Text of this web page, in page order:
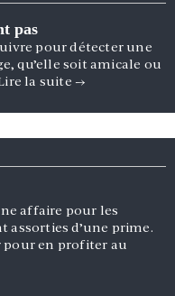
pas
pour détecter une
qu’elle soit amicale ou
la suite →
affaire pour les
assorties d’une prime.
pour en profiter au